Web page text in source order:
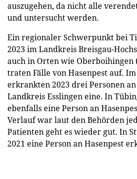
auszugehen, da nicht alle
und untersucht werden.
Ein regionaler Schwerpunkt bei
2023 im Landkreis Breisgau-
auch in Orten wie Oberboihingen
traten Fälle von Hasenpest auf.
erkrankten 2023 drei Personen
Landkreis Esslingen eine. In
ebenfalls eine Person an
Verlauf war laut den Behörden
Patienten geht es wieder gut. In
2021 eine Person an Hasenpest